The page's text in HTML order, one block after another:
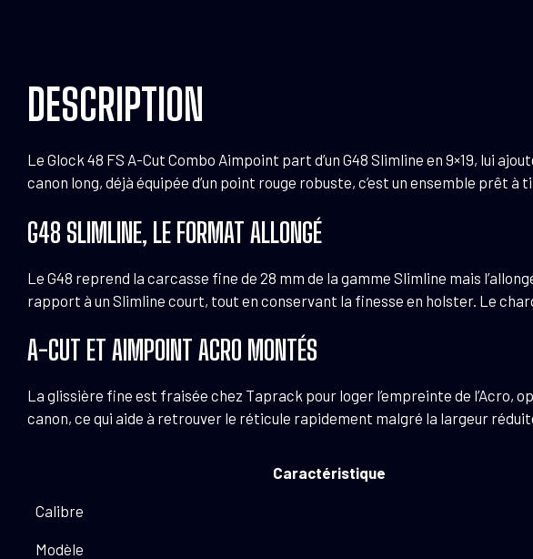
DESCRIPTION
Le Glock 48 FS A-Cut Combo Aimpoint part d’un G48 Slimline en 9×19, lui
canon long, déjà équipée d’un point rouge robuste, c’est un ensemble prêt à
G48 SLIMLINE, LE FORMAT ALLONGÉ
Le G48 reprend la carcasse fine de 28 mm de la gamme Slimline mais
rapport à un Slimline court, tout en conservant la finesse en holster. Le
A-CUT ET AIMPOINT ACRO MONTÉS
La glissière fine est fraisée chez Taprack pour loger l’empreinte de l’Acro,
canon, ce qui aide à retrouver le réticule rapidement malgré la largeur
Caractéristique
Calibre
Modèle